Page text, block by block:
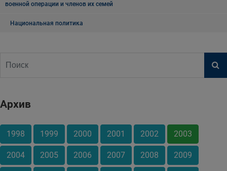
военной операции и членов их семей
Национальная политика
Архив
1998 1999 2000 2001 2002 2003
2004 2005 2006 2007 2008 2009